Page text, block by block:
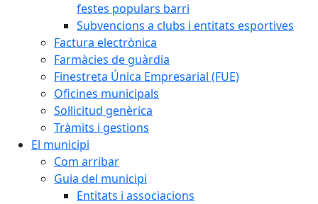
festes populars barri
Subvencions a clubs i entitats esportives
Factura electrònica
Farmàcies de guàrdia
Finestreta Única Empresarial (FUE)
Oficines municipals
Sol·licitud genèrica
Tràmits i gestions
El municipi
Com arribar
Guia del municipi
Entitats i associacions